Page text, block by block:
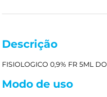
Descrição
FISIOLOGICO 0,9% FR 5ML
Modo de uso